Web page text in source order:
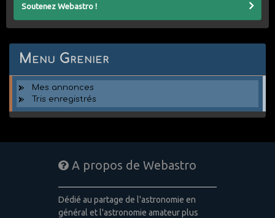
Soutenez Webastro !
Menu Grenier
Mes annonces
Tris enregistrés
A propos de Webastro
Dédié au partage de l'astronomie en
général et l'astronomie amateur plus